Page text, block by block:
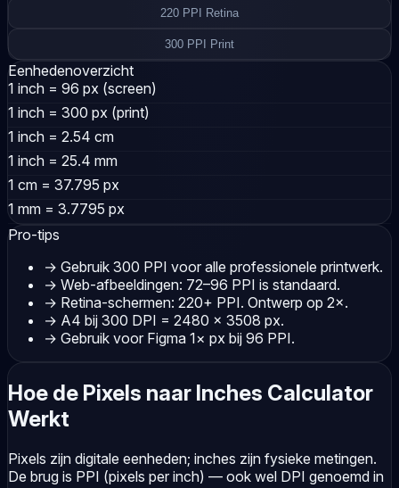
220 PPI Retina
300 PPI Print
Eenhedenoverzicht
1 inch = 96 px (screen)
1 inch = 300 px (print)
1 inch = 2.54 cm
1 inch = 25.4 mm
1 cm = 37.795 px
1 mm = 3.7795 px
Pro-tips
→ Gebruik 300 PPI voor alle professionele printwerk.
→ Web-afbeeldingen: 72–96 PPI is standaard.
→ Retina-schermen: 220+ PPI. Ontwerp op 2×.
→ A4 bij 300 DPI = 2480 × 3508 px.
→ Gebruik voor Figma 1× px bij 96 PPI.
Hoe de Pixels naar Inches Calculator
Werkt
Pixels zijn digitale eenheden; inches zijn fysieke metingen.
De brug is PPI (pixels per inch) — ook wel DPI genoemd in